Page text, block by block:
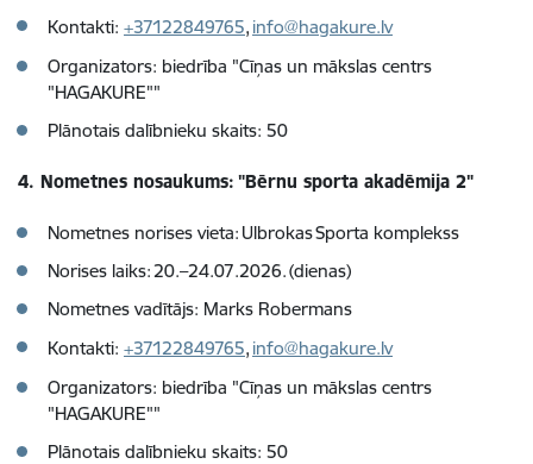
Kontakti: +37122849765, info@hagakure.lv
Organizators: biedrība "Cīņas un mākslas centrs
"HAGAKURE""
Plānotais dalībnieku skaits: 50
4. Nometnes nosaukums: "Bērnu sporta akadēmija 2"
Nometnes norises vieta: Ulbrokas Sporta komplekss
Norises laiks: 20.–24.07.2026. (dienas)
Nometnes vadītājs: Marks Robermans
Kontakti: +37122849765, info@hagakure.lv
Organizators: biedrība "Cīņas un mākslas centrs
"HAGAKURE""
Plānotais dalībnieku skaits: 50